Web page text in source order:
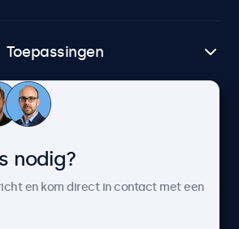
Toepassingen
Klantenservice
nodig?
en kom direct in contact met een